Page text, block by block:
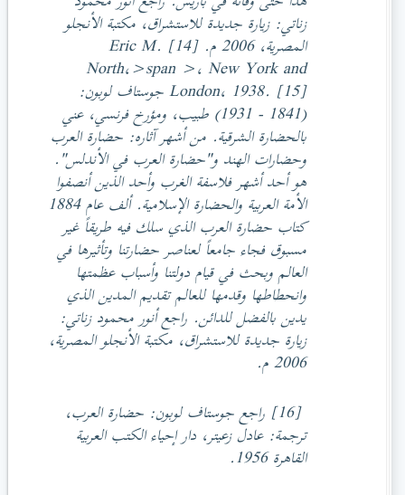
زناتي: زيارة جديدة للاستشراق، مكتبة الأنجلو
المصرية، 2006 م. [14] Eric M.
North،>span >، New York and
London، 1938. [15] جوستاف لوبون:
(1841 - 1931) طبيب، ومؤرخ فرنسي، عني
بالحضارة الشرقية. من أشهر آثاره: حضارة العرب
وحضارات الهند و"حضارة العرب في الأندلس".
هو أحد أشهر فلاسفة الغرب وأحد الذين أنصفوا
الأمة العربية والحضارة الإسلامية. ألف عام 1884
كتاب حضارة العرب الذي سلك فيه طريقاً غير
مسبوق فجاء جامعاً لعناصر حضارتنا وتأثيرها في
العالم وبحث في قيام دولتنا وأسباب عظمتها
وانحطاطها وقدمها للعالم تقديم المدين الذي
يدين بالفضل للدائن. راجع أنور محمود زناتي:
زيارة جديدة للاستشراق، مكتبة الأنجلو المصرية،
2006 م.
[16] راجع جوستاف لوبون: حضارة العرب،
ترجمة: عادل زعيتر، دار إحياء الكتب العربية
القاهرة 1956.